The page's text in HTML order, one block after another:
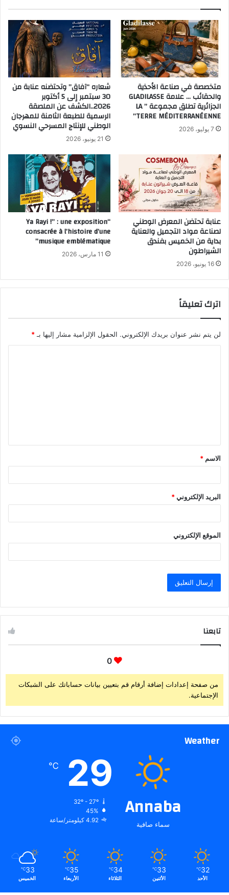
متخصصة في صناعة الأحذية
والحقائب … علامة GLADILASSE
الجزائرية تطلق مجموعة ” LA
TERRE MÉDITERRANÉENNE”
7 يوليو، 2026
شعاره “آفاق” وتحتضنه عنابة من
30 سبتمبر إلى 5 أكتوبر
2026..الكشف عن الملصقة
الرسمية للطبعة الثامنة للمهرجان
الوطني للإنتاج المسرحي النسوي
21 يونيو، 2026
عنابة تحتضن المعرض الوطني
لصناعة مواد التجميل والعناية
بداية من الخميس بفندق
الشيراطون
16 يونيو، 2026
“Ya Rayi !” : une exposition
consacrée à l’histoire d’une
musique emblématique”
11 مارس، 2026
اترك تعليقاً
لن يتم نشر عنوان بريدك الإلكتروني. الحقول الإلزامية مشار إليها بـ*
ق
*
الاسم *
البريد الإلكتروني*
الموقع الإلكتروني
تابعنا
0
من صفحة إعدادات إضافة أرقام قم بتعيين بيانات حساباتك على الشبكات
الإجتماعية.
Weather
Annaba
سماء صافية
29
℃
32º - 27º
45%
4.92 كيلومتر/ساعة
32
℃
الأحد
33
℃
الأثنين
34
℃
الثلاثاء
35
℃
الأربعاء
33
℃
الخميس